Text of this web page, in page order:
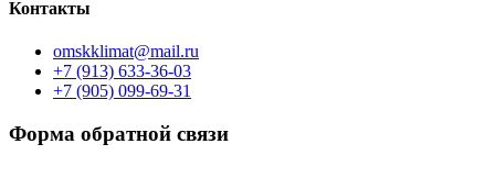
Контакты
omskklimat@mail.ru
+7 (913) 633-36-03
+7 (905) 099-69-31
Форма обратной связи